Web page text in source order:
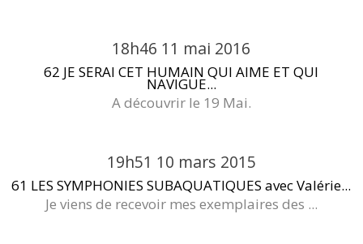
18h46 11 mai 2016
62 JE SERAI CET HUMAIN QUI AIME ET QUI
NAVIGUE...
A découvrir le 19 Mai.
19h51 10 mars 2015
61 LES SYMPHONIES SUBAQUATIQUES avec Valérie...
Je viens de recevoir mes exemplaires des ...